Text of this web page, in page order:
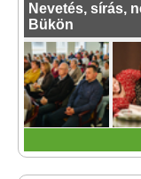
Nevetés, sírás,
Bükön